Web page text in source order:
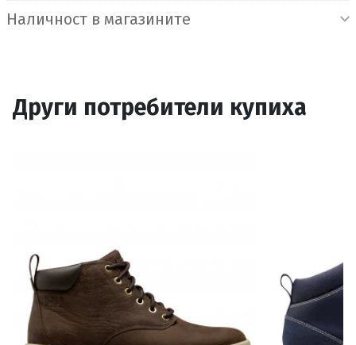
Наличност в магазините
Други потребители купиха